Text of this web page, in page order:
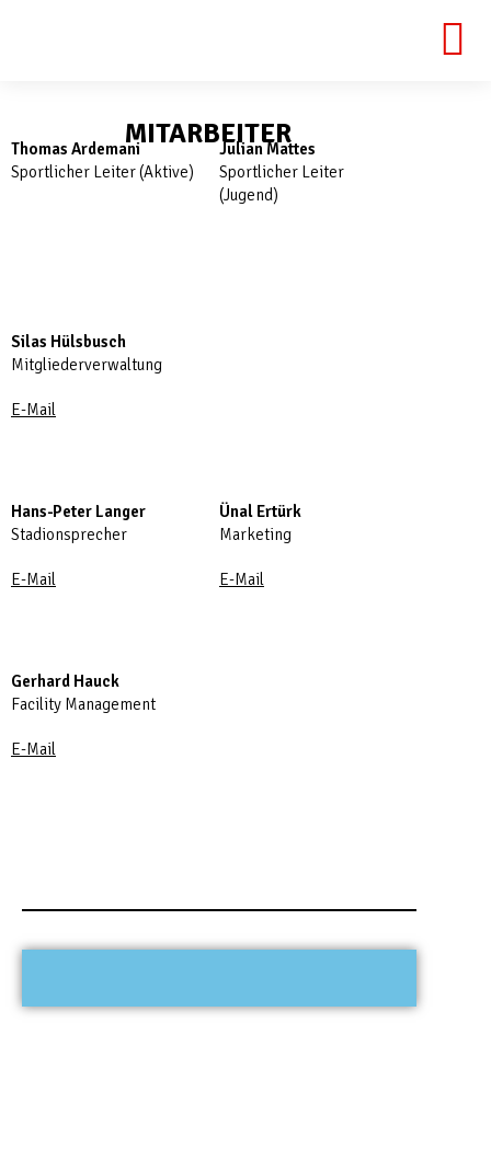
MITARBEITER
Thomas Ardemani
Sportlicher Leiter (Aktive)
Julian Mattes
Sportlicher Leiter
(Jugend)
Silas Hülsbusch
Mitgliederverwaltung
E-Mail
Hans-Peter Langer
Stadionsprecher
E-Mail
Ünal Ertürk
Marketing
E-Mail
Gerhard Hauck
Facility Management
E-Mail